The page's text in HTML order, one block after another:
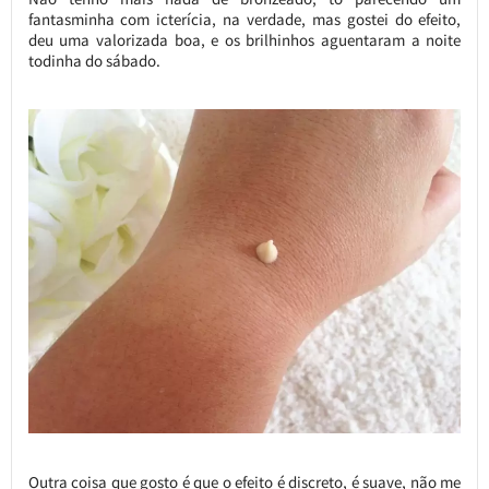
fantasminha com icterícia, na verdade, mas gostei do efeito,
deu uma valorizada boa, e os brilhinhos aguentaram a noite
todinha do sábado.
Outra coisa que gosto é que o efeito é discreto, é suave, não me